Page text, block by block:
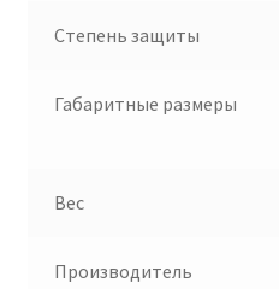
Степень защиты
Габаритные размеры
Вес
Производитель